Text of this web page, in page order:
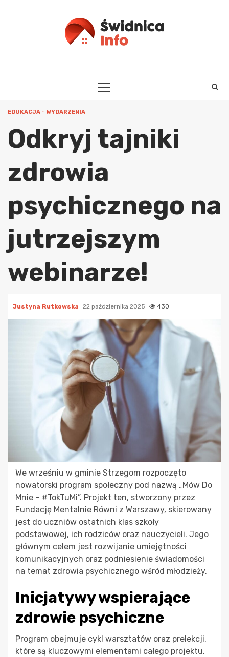
PRIMARY
EDUKACJA WYDARZENIA
Odkryj tajniki
zdrowia
psychicznego na
jutrzejszym
webinarze!
Justyna Rutkowska 22 października 2025 430
We wrześniu w gminie Strzegom rozpoczęto
nowatorski program społeczny pod nazwą „Mów Do
Mnie – #TokTuMi”. Projekt ten, stworzony przez
Fundację Mentalnie Równi z Warszawy, skierowany
jest do uczniów ostatnich klas szkoły
podstawowej, ich rodziców oraz nauczycieli. Jego
głównym celem jest rozwijanie umiejętności
komunikacyjnych oraz podniesienie świadomości
na temat zdrowia psychicznego wśród młodzieży.
Inicjatywy wspierające
zdrowie psychiczne
Program obejmuje cykl warsztatów oraz prelekcji,
które są kluczowymi elementami całego projektu.